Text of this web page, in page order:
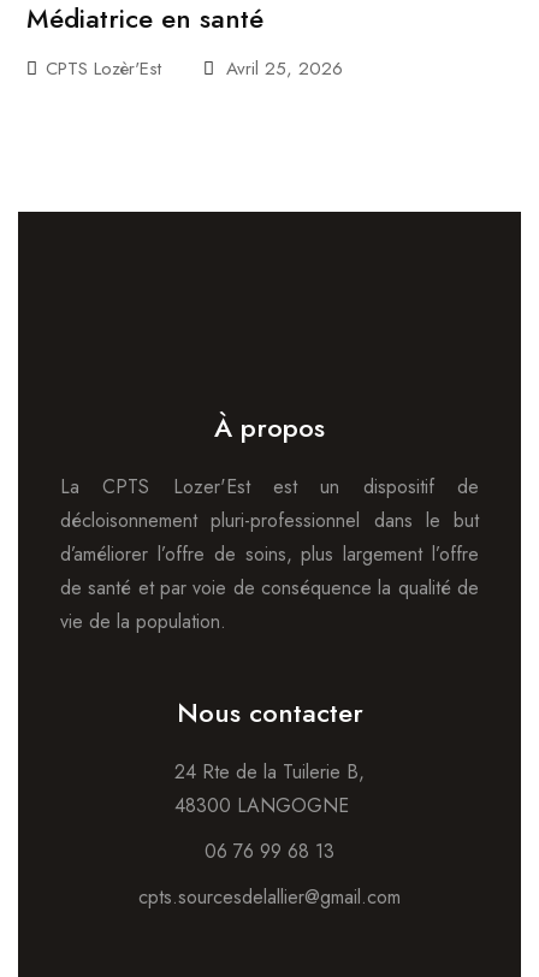
Médiatrice en santé
CPTS Lozèr'Est Avril 25, 2026
À propos
La CPTS Lozer'Est est un dispositif de
décloisonnement pluri-professionnel dans le but
d’améliorer l’offre de soins, plus largement l’offre
de santé et par voie de conséquence la qualité de
vie de la population.
Nous contacter
24 Rte de la Tuilerie B,
48300 LANGOGNE
06 76 99 68 13
cpts.sourcesdelallier@gmail.com